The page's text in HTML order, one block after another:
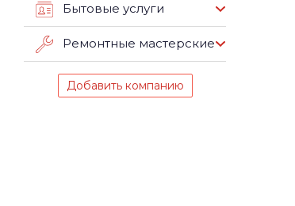
Бытовые услуги
Ремонтные мастерские
Добавить компанию